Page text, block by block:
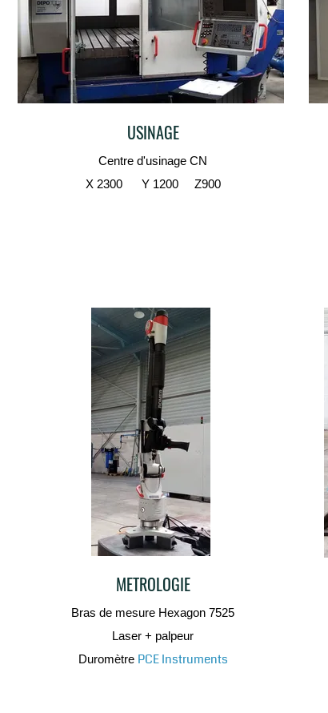
USINAGE
Centre d'usinage CN
X 2300 Y 1200 Z900
METROLOGIE
Bras de mesure Hexagon 7525
Laser + palpeur
Duromètre PCE Instruments